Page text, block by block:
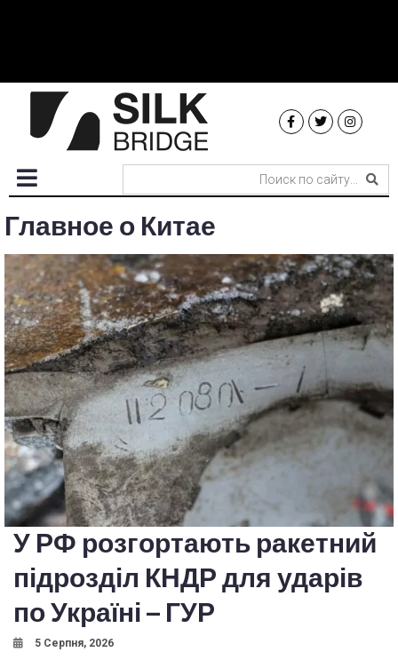
Главное о Китае
У РФ розгортають ракетний
підрозділ КНДР для ударів
по Україні – ГУР
5 Серпня, 2026